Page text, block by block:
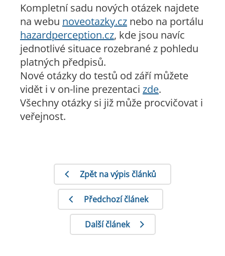
Kompletní sadu nových otázek najdete
na webu noveotazky.cz nebo na portálu
hazardperception.cz, kde jsou navíc
jednotlivé situace rozebrané z pohledu
platných předpisů.
Nové otázky do testů od září můžete
vidět i v on-line prezentaci zde.
Všechny otázky si již může procvičovat i
veřejnost.
Zpět na výpis článků
Předchozí článek
Další článek